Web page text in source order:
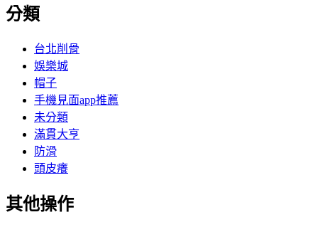
分類
台北削骨
娛樂城
帽子
手機見面app推薦
未分類
滿貫大亨
防滑
頭皮癢
其他操作